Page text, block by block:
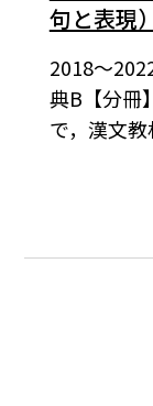
句と表現）
2018～
典B【分冊
で，漢文教